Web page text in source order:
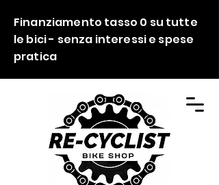
Finanziamento tasso 0 su tutte
le bici - senza interessi e spese
pratica